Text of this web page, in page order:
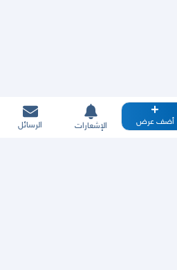
أضف عرض الإشعارات الرسائل